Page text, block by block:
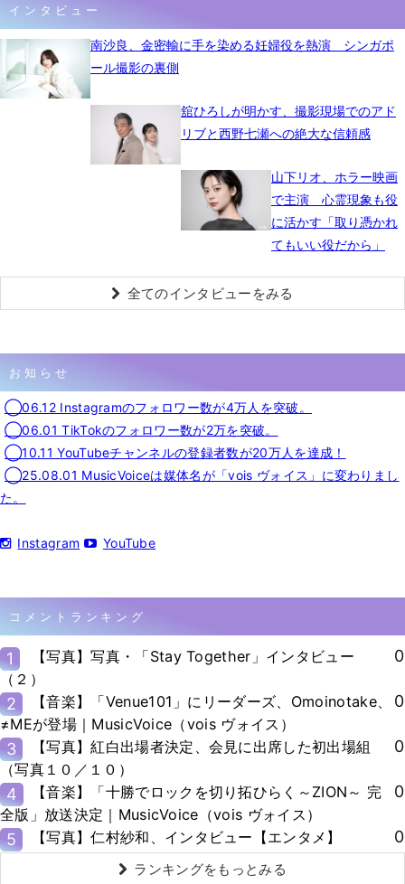
インタビュー
南沙良、金密輸に手を染める妊婦役を熱演 シンガポ
ール撮影の裏側
舘ひろしが明かす、撮影現場でのアド
リブと西野七瀬への絶大な信頼感
山下リオ、ホラー映画
で主演 心霊現象も役
に活かす「取り憑かれ
てもいい役だから」
全てのインタビューをみる
お知らせ
◯06.12 Instagramのフォロワー数が4万人を突破。
◯06.01 TikTokのフォロワー数が2万を突破。
◯10.11 YouTubeチャンネルの登録者数が20万人を達成！
◯25.08.01 MusicVoiceは媒体名が「vois ヴォイス」に変わりまし
た。
Instagram YouTube
コメントランキング
1
【写真】写真・「Stay Together」インタビュー
（２）
0
2
【音楽】「Venue101」にリーダーズ、Omoinotake、
≠MEが登場｜MusicVoice（vois ヴォイス）
0
3
【写真】紅白出場者決定、会見に出席した初出場組
（写真１０／１０）
0
4
【音楽】「十勝でロックを切り拓ひらく～ZION～ 完
全版」放送決定｜MusicVoice（vois ヴォイス）
0
5 【写真】仁村紗和、インタビュー【エンタメ】 0
ランキングをもっとみる